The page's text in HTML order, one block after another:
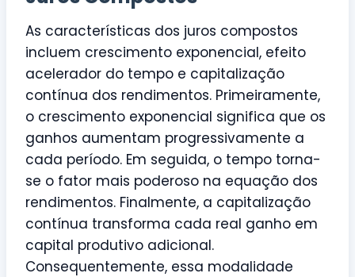
As características dos juros compostos
incluem crescimento exponencial, efeito
acelerador do tempo e capitalização
contínua dos rendimentos. Primeiramente,
o crescimento exponencial significa que os
ganhos aumentam progressivamente a
cada período. Em seguida, o tempo torna-
se o fator mais poderoso na equação dos
rendimentos. Finalmente, a capitalização
contínua transforma cada real ganho em
capital produtivo adicional.
Consequentemente, essa modalidade